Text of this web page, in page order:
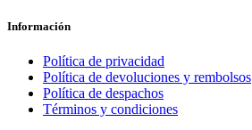
Información
Política de privacidad
Política de devoluciones y rembolsos
Política de despachos
Términos y condiciones